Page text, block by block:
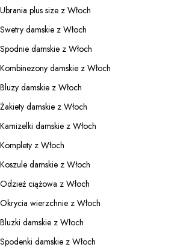
Ubrania plus size z Włoch
Swetry damskie z Włoch
Spodnie damskie z Włoch
Kombinezony damskie z Włoch
Bluzy damskie z Włoch
Żakiety damskie z Włoch
Kamizelki damskie z Włoch
Komplety z Włoch
Koszule damskie z Włoch
Odzież ciążowa z Włoch
Okrycia wierzchnie z Włoch
Bluzki damskie z Włoch
Spodenki damskie z Włoch